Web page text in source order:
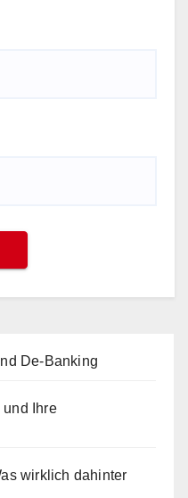
De-Banking
Ihre
wirklich dahinter